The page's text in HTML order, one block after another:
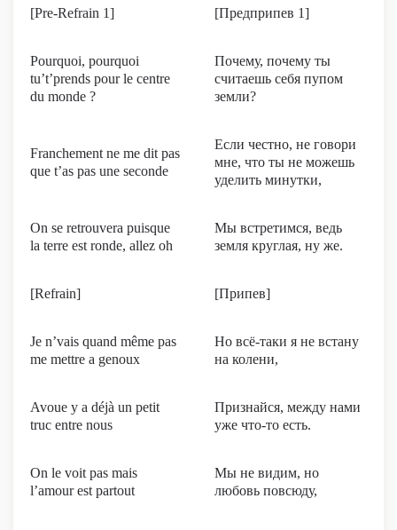
[Pre-Refrain 1] [Предприпев 1]
Pourquoi, pourquoi
tu’t’prends pour le centre
du monde ?
Почему, почему ты
считаешь себя пупом
земли?
Franchement ne me dit pas
que t’as pas une seconde
Если честно, не говори
мне, что ты не можешь
уделить минутки,
On se retrouvera puisque
la terre est ronde, allez oh
Мы встретимся, ведь
земля круглая, ну же.
[Refrain] [Припев]
Je n’vais quand même pas
me mettre a genoux
Но всё-таки я не встану
на колени,
Avoue y a déjà un petit
truc entre nous
Признайся, между нами
уже что-то есть.
On le voit pas mais
l’amour est partout
Мы не видим, но
любовь повсюду,